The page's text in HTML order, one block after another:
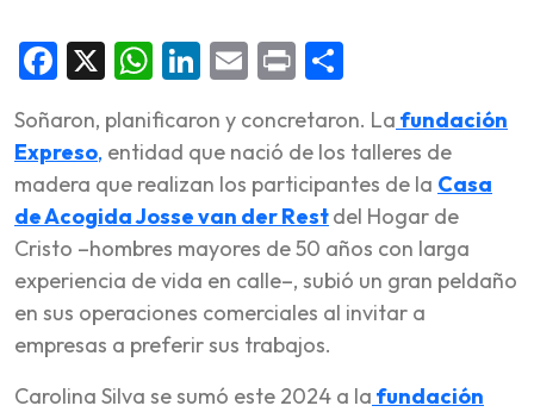
Facebook
X WhatsApp
LinkedIn
Email
Print
Soñaron, planificaron y concretaron. La fundación
Expreso, entidad que nació de los talleres de
madera que realizan los participantes de la Casa
de Acogida Josse van der Restdel Hogar de
Cristo –hombres mayores de 50 años con larga
experiencia de vida en calle–, subió un gran peldaño
en sus operaciones comerciales al invitar a
empresas a preferir sus trabajos.
Carolina Silva se sumó este 2024 a la fundación